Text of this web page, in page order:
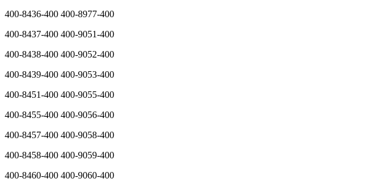
400-8436-400 400-8977-400
400-8437-400 400-9051-400
400-8438-400 400-9052-400
400-8439-400 400-9053-400
400-8451-400 400-9055-400
400-8455-400 400-9056-400
400-8457-400 400-9058-400
400-8458-400 400-9059-400
400-8460-400 400-9060-400